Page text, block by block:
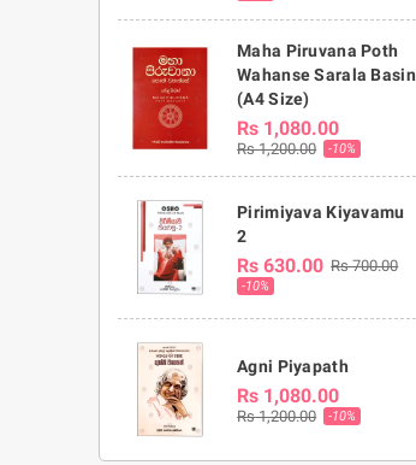
Maha Piruvana Poth
Wahanse Sarala Basin
(A4 Size)
Rs 1,080.00
Rs 1,200.00 -10%
Pirimiyava Kiyavamu
2
Rs 630.00 Rs 700.00
-10%
Agni Piyapath
Rs 1,080.00
Rs 1,200.00 -10%